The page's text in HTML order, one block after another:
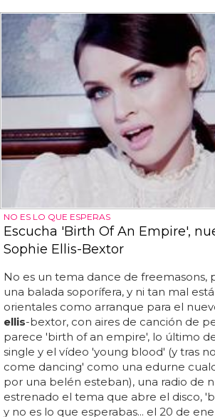
NO ES LO QUE ESPERAS
Escucha 'Birth Of An Empire',
Sophie Ellis-Bextor
No es un tema dance de freemasons,
una balada soporífera, y ni tan mal
orientales como arranque para el
ellis-bextor, con aires de canción de
parece 'birth of an empire', lo último de
single y el vídeo 'young blood' (y tras
come dancing' como una edurne
por una belén esteban), una radio de
estrenado el tema que abre el disco,
y no es lo que esperabas... el 20 de